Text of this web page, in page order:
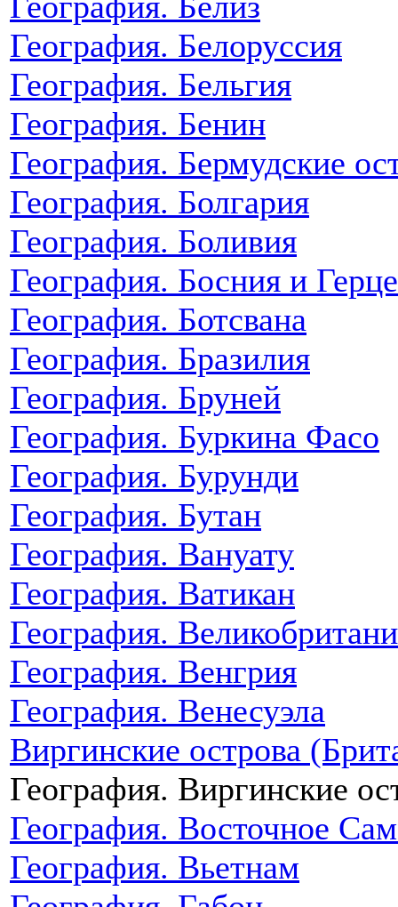
География. Белоруссия
География. Бельгия
География. Бенин
География. Бермудские
География. Болгария
География. Боливия
География. Босния и
География. Ботсвана
География. Бразилия
География. Бруней
География. Буркина Фасо
География. Бурунди
География. Бутан
География. Вануату
География. Ватикан
География.
География. Венгрия
География. Венесуэла
Виргинские острова
География. Виргинские
География. Восточное
География. Вьетнам